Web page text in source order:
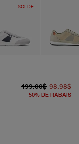
SOLDE
199.00$ 98.98$
50% DE RABAIS